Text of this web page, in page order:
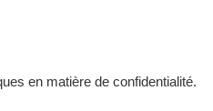
en matière de confidentialité.